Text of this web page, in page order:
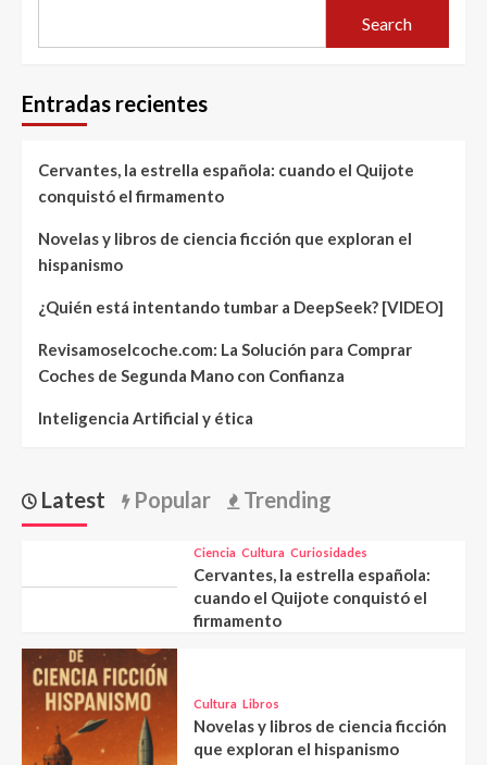
Search
Entradas recientes
Cervantes, la estrella española: cuando el Quijote
conquistó el firmamento
Novelas y libros de ciencia ficción que exploran el
hispanismo
¿Quién está intentando tumbar a DeepSeek? [VIDEO]
Revisamoselcoche.com: La Solución para Comprar
Coches de Segunda Mano con Confianza
Inteligencia Artificial y ética
Latest Popular Trending
Ciencia Cultura Curiosidades
Cervantes, la estrella española:
cuando el Quijote conquistó el
firmamento
Cultura Libros
Novelas y libros de ciencia ficción
que exploran el hispanismo